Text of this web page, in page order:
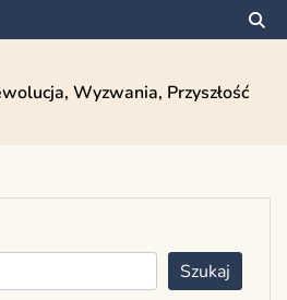
Wyzwania, Przyszłość
Szukaj